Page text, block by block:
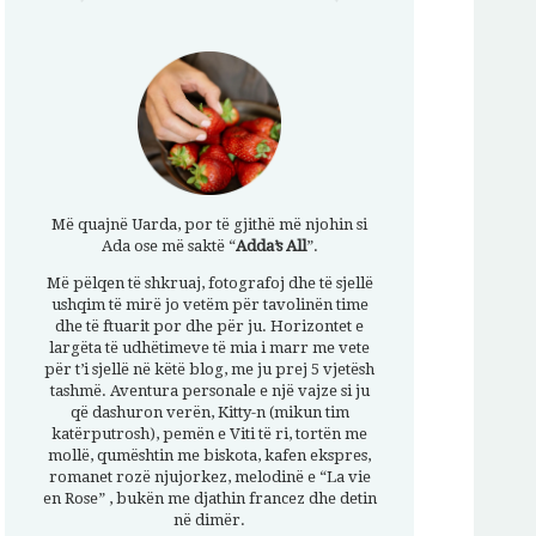
Më quajnë Uarda, por të gjithë më njohin si
Ada ose më saktë “Adda’s All”.
Më pëlqen të shkruaj, fotografoj dhe të sjellë
ushqim të mirë jo vetëm për tavolinën time
dhe të ftuarit por dhe për ju. Horizontet e
largëta të udhëtimeve të mia i marr me vete
për t’i sjellë në këtë blog, me ju prej 5 vjetësh
tashmë. Aventura personale e një vajze si ju
që dashuron verën, Kitty-n (mikun tim
katërputrosh), pemën e Viti të ri, tortën me
mollë, qumështin me biskota, kafen ekspres,
romanet rozë njujorkez, melodinë e “La vie
en Rose” , bukën me djathin francez dhe detin
në dimër.